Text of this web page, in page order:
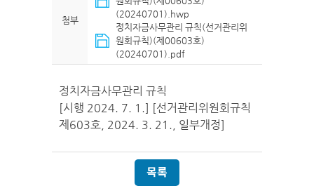
첨부
(20240701).hwp
정치자금사무관리 규칙(선거관리위
원회규칙)(제00603호)
(20240701).pdf
정치자금사무관리 규칙
[시행 2024. 7. 1.] [선거관리위원회규칙
제603호, 2024. 3. 21., 일부개정]
목록